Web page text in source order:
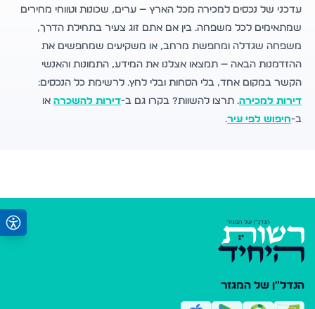
עדכני של נכסים למכירה מכל הארץ — ערים, שכונות וטווחי מחירים
שמתאימים לכל משפחה. בין אם אתם זוג צעיר בתחילת הדרך,
משפחה שגדלה ומחפשת מרחב, או משקיעים שמחפשים את
ההזדמנות הבאה — תמצאו אצלנו את המידע, התמונות והאנשי
הקשר במקום אחד, בלי הסחות ובלי לחץ. לרשימת כל הנכסים:
דירות למכירה. תרצו להשוות? בקרו גם ב-דירות להשכרה או
ב-חיפוש לפי עיר.
הנדל"ן של המגזר